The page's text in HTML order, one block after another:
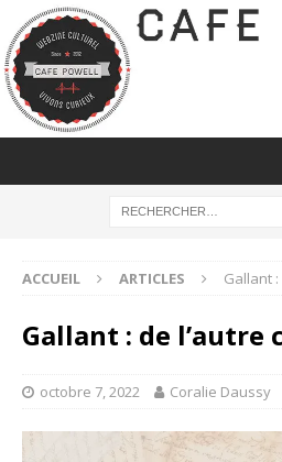
ACCUEIL ARTICLES Gallant
Gallant : de l’autre
octobre 7, 2022 Coralie Daussy